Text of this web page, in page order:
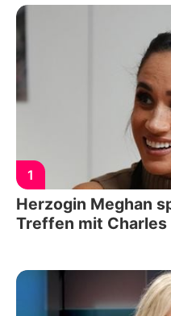
1
Herzogin Meghan
Treffen mit Charles